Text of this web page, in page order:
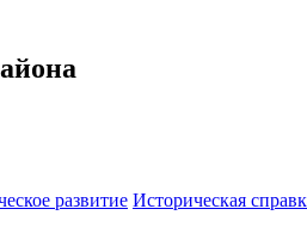
развитие Историческая